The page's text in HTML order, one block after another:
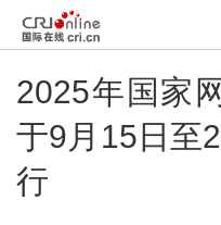
2025年国家
于9月15日至
行